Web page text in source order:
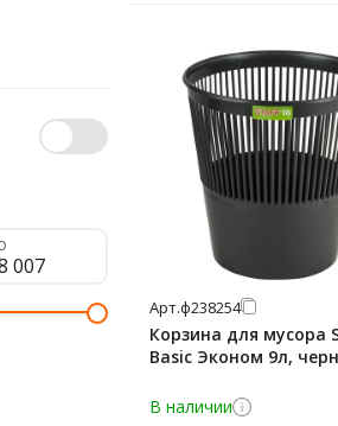
Арт.ф238254
Корзина для мусора
Basic Эконом 9л,
В наличии